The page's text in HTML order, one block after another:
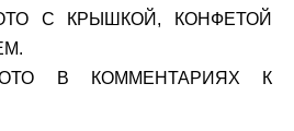
С КРЫШКОЙ, КОНФЕТОЙ
В КОММЕНТАРИЯХ К